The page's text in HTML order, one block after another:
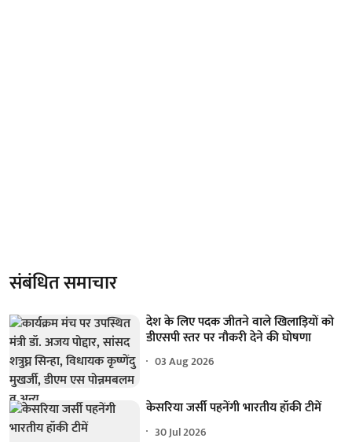
संबंधित समाचार
देश के लिए पदक जीतने वाले खिलाड़ियों को
डीएसपी स्तर पर नौकरी देने की घोषणा
03 Aug 2026
केसरिया जर्सी पहनेंगी भारतीय हॉकी टीमें
30 Jul 2026